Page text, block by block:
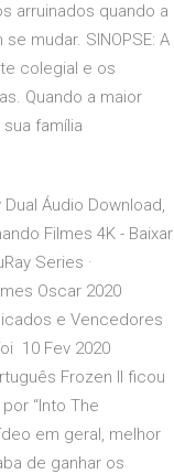
arruinados quando a
mudar. SINOPSE: A
colegial e os
Quando a maior
família
Áudio Download,
Filmes 4K - Baixar
Series ·
Oscar 2020
e Vencedores
10 Fev 2020
Frozen II ficou
“Into The
em geral, melhor
de ganhar os